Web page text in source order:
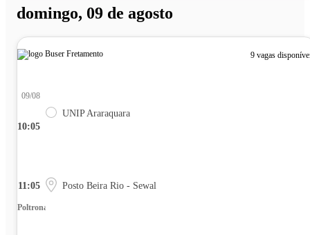
domingo, 09 de agosto
9 vagas
10:05
09/08
UNIP Araraquara
11:05 Posto Beira Rio - Sewal
Poltrona